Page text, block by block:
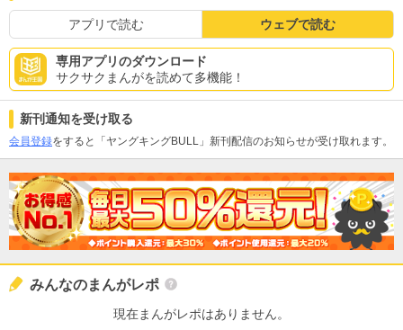
アプリで読む ウェブで読む
専用アプリのダウンロード
サクサクまんがを読めて多機能！
新刊通知を受け取る
会員登録をすると「ヤングキングBULL」新刊配信のお知らせが受け取れます。
みんなのまんがレポ
現在まんがレポはありません。